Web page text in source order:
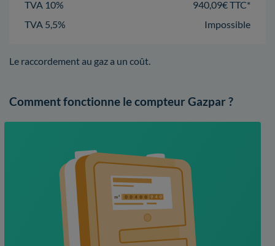
TVA 10%
940,09€ TTC*
TVA 5,5%
Impossible
Le raccordement au gaz a un coût.
Comment fonctionne le compteur Gazpar ?